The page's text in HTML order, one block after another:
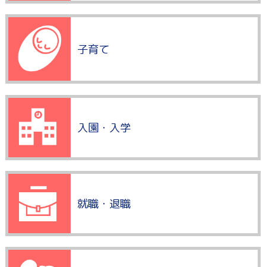
子育て
入園・入学
就職・退職